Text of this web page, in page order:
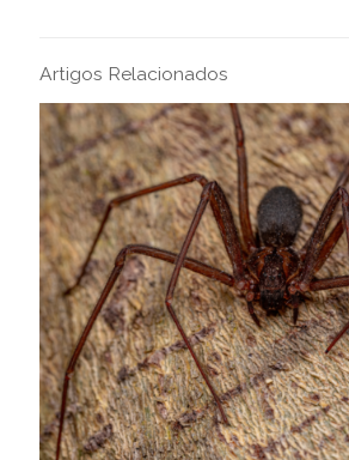
Artigos Relacionados